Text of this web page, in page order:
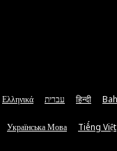
Ελληνικά עברית हिन्दी
Українська Мова Tiếng Việt